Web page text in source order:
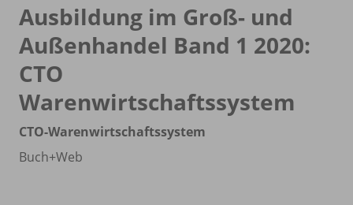
Ausbildung im Groß- und
Außenhandel Band 1 2020:
CTO
Warenwirtschaftssystem
CTO-Warenwirtschaftssystem
Buch+Web